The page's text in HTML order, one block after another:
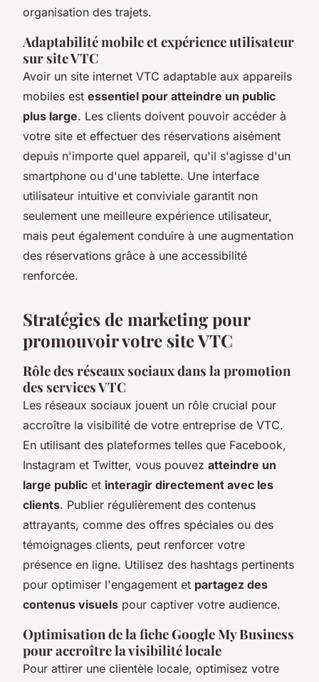
organisation des trajets.
Adaptabilité mobile et expérience utilisateur
sur site VTC
Avoir un site internet VTC adaptable aux appareils
mobiles est essentiel pour atteindre un public
plus large. Les clients doivent pouvoir accéder à
votre site et effectuer des réservations aisément
depuis n'importe quel appareil, qu'il s'agisse d'un
smartphone ou d'une tablette. Une interface
utilisateur intuitive et conviviale garantit non
seulement une meilleure expérience utilisateur,
mais peut également conduire à une augmentation
des réservations grâce à une accessibilité
renforcée.
Stratégies de marketing pour
promouvoir votre site VTC
Rôle des réseaux sociaux dans la promotion
des services VTC
Les réseaux sociaux jouent un rôle crucial pour
accroître la visibilité de votre entreprise de VTC.
En utilisant des plateformes telles que Facebook,
Instagram et Twitter, vous pouvez atteindre un
large public et interagir directement avec les
clients. Publier régulièrement des contenus
attrayants, comme des offres spéciales ou des
témoignages clients, peut renforcer votre
présence en ligne. Utilisez des hashtags pertinents
pour optimiser l'engagement et partagez des
contenus visuels pour captiver votre audience.
Optimisation de la fiche Google My Business
pour accroître la visibilité locale
Pour attirer une clientèle locale, optimisez votre